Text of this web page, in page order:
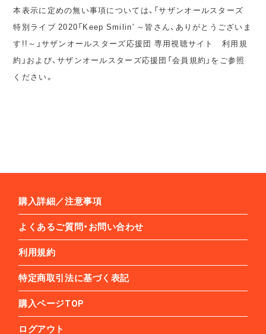
本表示に定めの無い事項については、「サザンオールスターズ
特別ライブ 2020「Keep Smilin' ～皆さん、ありがとうございま
す!!～」サザンオールスターズ応援団 専用視聴サイト 利用規
約」および、サザンオールスターズ応援団「会員規約」をご参照
ください。
購入詳細／注意事項
よくあるご質問・お問い合わせ
利用規約
特定商取引法に基づく表記
購入ページTOP
ログアウト